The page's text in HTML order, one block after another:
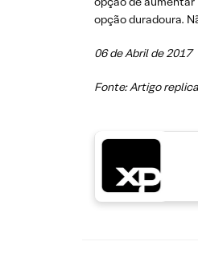
opção duradoura.
06 de Abril de 2017
Fonte: Artigo